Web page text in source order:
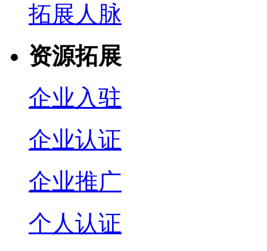
拓展人脉
资源拓展
企业入驻
企业认证
企业推广
个人认证